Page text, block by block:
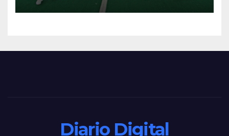
Diario Digital